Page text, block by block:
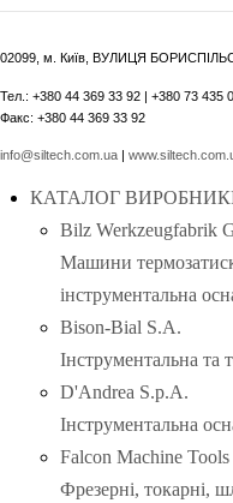
02099, м. Київ, ВУЛИЦЯ
Тел.: +380 44 369 33 92 | +380 73 435
Факс: +380 44 369 33 92
info@siltech.com.ua |
КАТАЛОГ
Bilz Werkzeugfabrik
Машини
інструментальна
Bison-Bial S.A.
Інструментальна та
D'Andrea S.p.A.
Інструментальна
Falcon Machine
Фрезерні, токарні,